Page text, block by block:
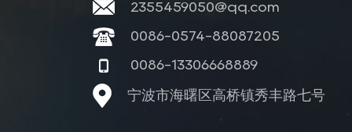
2355459050@qq.com
0086-0574-88087205
0086-13306668889
宁波市海曙区高桥镇秀丰路七号